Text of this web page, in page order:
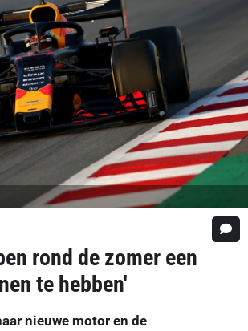
rond de zomer een
te hebben'
nieuwe motor en de